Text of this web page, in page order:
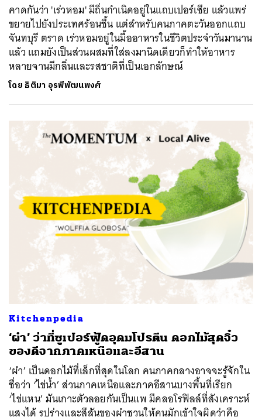
คาดกันว่า 'เร่วหอม' มีถิ่นกำเนิดอยู่ในแถบเปอร์เซีย แล้วแพร่
ขยายไปยังประเทศร้อนชื้น แต่สำหรับคนภาคตะวันออกแถบ
จันทบุรี ตราด เร่วหอมอยู่ในมื้ออาหารในชีวิตประจำวันมานาน
แล้ว แถมยังเป็นส่วนผสมที่ใส่ลงมานิดเดียวก็ทำให้อาหาร
หลายจานมีกลิ่นและรสชาติที่เป็นเอกลักษณ์
โดย ธิติมา อุรพีพัฒนพงศ์
Kitchenpedia
‘ผำ’ ว่าที่ซูเปอร์ฟู้ดอุดมโปรตีน ดอกไม้สุดจิ๋ว
ของดีจากภาคเหนือและอีสาน
‘ผำ’ เป็นดอกไม้ที่เล็กที่สุดในโลก คนภาคกลางอาจจะรู้จักใน
ชื่อว่า ‘ไข่น้ำ’ ส่วนภาคเหนือและภาคอีสานบางพื้นที่เรียก
‘ไข่แหน’ มันเกาะตัวลอยกันเป็นแพ มีคลอโรฟิลล์ที่สังเคราะห์
แสงได้ รูปร่างและสีสันของผำชวนให้คนมักเข้าใจผิดว่าคือ
ค้นหา
SHARE TWEET LINE EMAIL